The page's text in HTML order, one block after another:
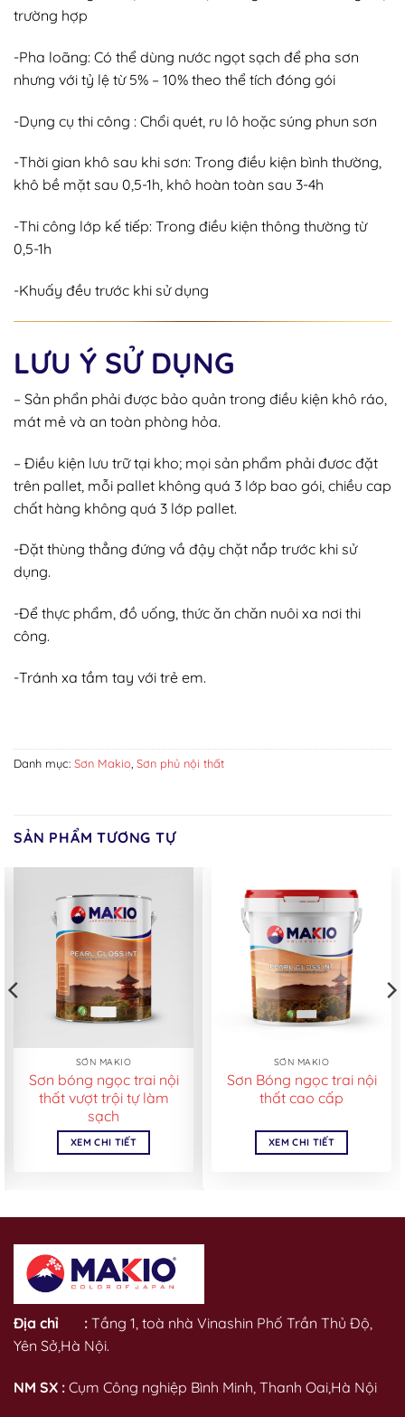
trường hợp
-Pha loãng: Có thể dùng nước ngọt sạch để pha sơn
nhưng với tỷ lệ từ 5% – 10% theo thể tích đóng gói
-Dụng cụ thi công : Chổi quét, ru lô hoặc súng phun sơn
-Thời gian khô sau khi sơn: Trong điều kiện bình thường,
khô bề mặt sau 0,5-1h, khô hoàn toàn sau 3-4h
-Thi công lớp kế tiếp: Trong điều kiện thông thường từ
0,5-1h
-Khuấy đều trước khi sử dụng
LƯU Ý SỬ DỤNG
– Sản phẩn phải được bảo quản trong điều kiện khô ráo,
mát mẻ và an toàn phòng hỏa.
– Điều kiện lưu trữ tại kho; mọi sản phẩm phải đươc đặt
trên pallet, mỗi pallet không quá 3 lớp bao gói, chiều cap
chất hàng không quá 3 lớp pallet.
-Đặt thùng thẳng đứng vầ đậy chặt nắp trước khi sử
dụng.
-Để thực phẩm, đồ uống, thức ăn chăn nuôi xa nơi thi
công.
-Tránh xa tầm tay với trẻ em.
Danh mục: Sơn Makio Sơn phủ nội thất
SẢN PHẨM TƯƠNG TỰ
SƠN MAKIO
Sơn bóng ngọc trai nội
thất vượt trội tự làm
sạch
XEM CHI TIẾT
SƠN MAKIO
Sơn Bóng ngọc trai nội
thất cao cấp
XEM CHI TIẾT
Địa chỉ : Tầng 1, toà nhà Vinashin Phố Trần Thủ Độ,
Yên Sở,Hà Nội.
NM SX : Cụm Công nghiệp Bình Minh, Thanh Oai,Hà Nội